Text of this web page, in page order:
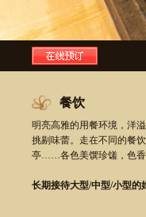
餐饮
明亮高雅的用餐环境，洋
挑剔味蕾。走在不同的餐
亭……各色美馔珍馐，色香
长期接待大型/中型/小型的